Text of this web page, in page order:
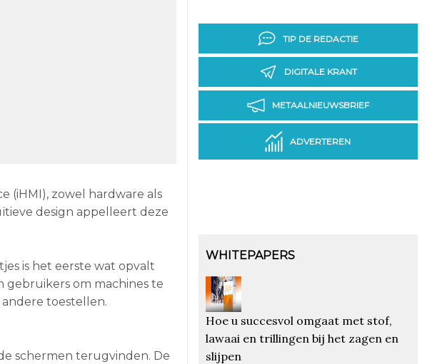
(iHMI), zowel hardware als
design appelleert deze
is het eerste wat opvalt
gebruikers om machines te
toestellen.
schermen terugvinden. De
TIP DE REDACTIE
DIGITALE KRANT
METAALNIEUWSBRIEF
ADVERTEREN
WHITEPAPERS
Hoe u succesvol omgaat met stof,
lawaai en trillingen bij het zagen en
slijpen